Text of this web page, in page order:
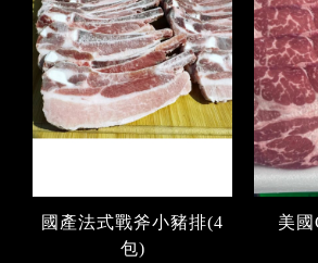
國產法式戰斧小豬排(4
包)
美